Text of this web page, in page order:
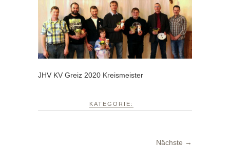
JHV KV Greiz 2020 Kreismeister
KATEGORIE:
Nächste →